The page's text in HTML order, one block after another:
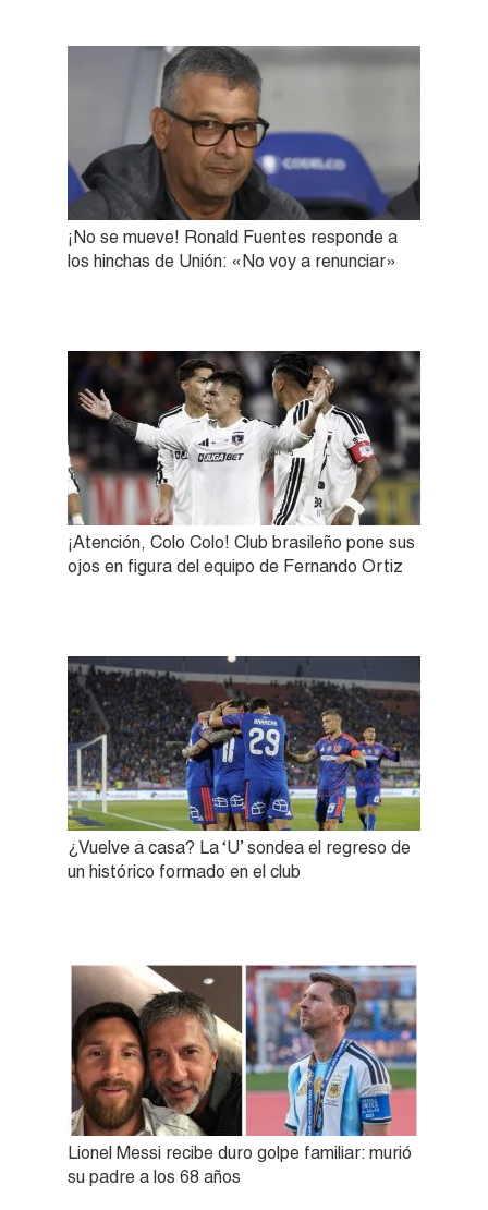
¡No se mueve! Ronald Fuentes responde a
los hinchas de Unión: «No voy a renunciar»
¡Atención, Colo Colo! Club brasileño pone sus
ojos en figura del equipo de Fernando Ortiz
¿Vuelve a casa? La ‘U’ sondea el regreso de
un histórico formado en el club
Lionel Messi recibe duro golpe familiar: murió
su padre a los 68 años